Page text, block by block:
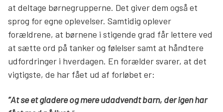
at deltage børnegrupperne. Det giver dem også et
sprog for egne oplevelser. Samtidig oplever
forældrene, at børnene i stigende grad får lettere ved
at sætte ord på tanker og følelser samt at håndtere
udfordringer i hverdagen. En forælder svarer, at det
vigtigste, de har fået ud af forløbet er:
”At se et gladere og mere udadvendt barn, der igen har